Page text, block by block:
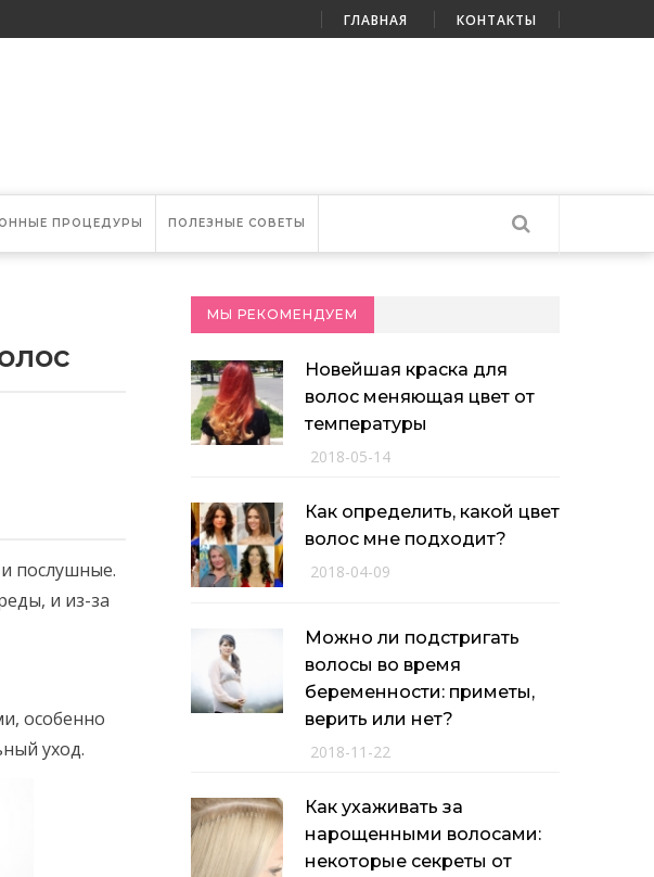
ГЛАВНАЯ КОНТАКТЫ
ПРОЦЕДУРЫ ПОЛЕЗНЫЕ СОВЕТЫ
послушные.
и из-за
особенно
уход.
МЫ РЕКОМЕНДУЕМ
Новейшая краска для
волос меняющая цвет от
температуры
2018-05-14
Как определить, какой цвет
волос мне подходит?
2018-04-09
Можно ли подстригать
волосы во время
беременности: приметы,
верить или нет?
2018-11-22
Как ухаживать за
нарощенными волосами:
некоторые секреты от